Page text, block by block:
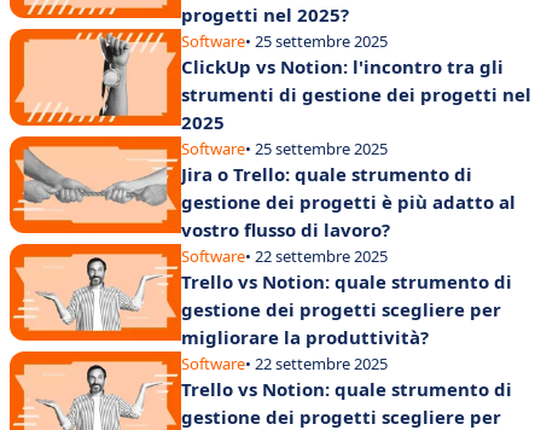
progetti nel 2025?
Software• 25 settembre 2025
ClickUp vs Notion: l'incontro tra gli
strumenti di gestione dei progetti nel
2025
Software• 25 settembre 2025
Jira o Trello: quale strumento di
gestione dei progetti è più adatto al
vostro flusso di lavoro?
Software• 22 settembre 2025
Trello vs Notion: quale strumento di
gestione dei progetti scegliere per
migliorare la produttività?
Software• 22 settembre 2025
Trello vs Notion: quale strumento di
gestione dei progetti scegliere per